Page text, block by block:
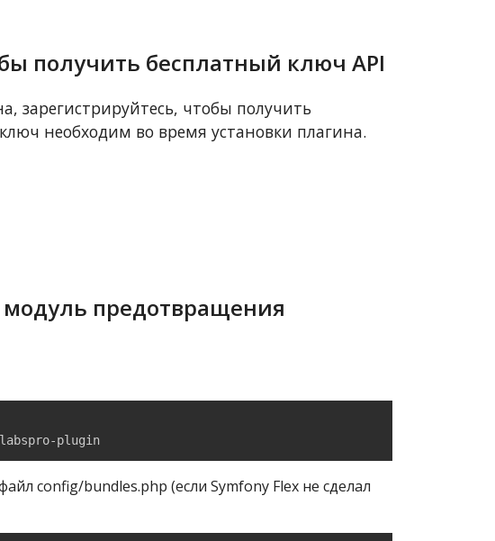
получить бесплатный ключ API
зарегистрируйтесь, чтобы получить
необходим во время установки плагина.
модуль предотвращения
plugin
config/bundles.php (если Symfony Flex не сделал